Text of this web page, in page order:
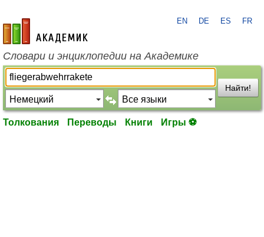
academic.ru
EN DE ES FR
Словари и энциклопедии на Академике
Найти!
Толкования Переводы Книги Игры ⚽